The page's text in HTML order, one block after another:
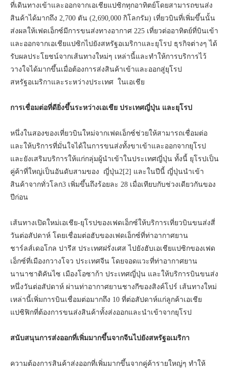
ที่เดินทางเข้าและออกจากเอเชียแปซิกทุกอาทิตย์โดยสามารถขนส่ง
สินค้าได้มากถึง 2,700 ตัน (2,690,000 กิโลกรัม) เที่ยวบินที่เพิ่มขึ้นนั้น
ส่งผลให้เฟดเอ็กซ์มีการขนส่งทางอากาศ 225 เที่ยวต่ออาทิตย์ที่บินเข้า
และออกจากเอเชียแปซิกไปยังสหรัฐอเมริกาและยุโรป ธุรกิจต่างๆ ได้
รับผลประโยชน์จากเส้นทางใหม่ๆ เหล่านี้และทำให้การบริการไว้
วางใจได้มากขึ้นเมื่อต้องการส่งสินค้าเข้าและออกสู่ยุโรป
สหรัฐอเมริกาและระหว่างประเทศ ในเอเชีย
การเชื่อมต่อที่ดียิ่งขึ้นระหว่างเอเชีย ประเทศญี่ปุ่น และยุโรป
หนึ่งในสองของเที่ยวบินใหม่จากเฟดเอ็กซ์ช่วยให้สามารถเชื่อมต่อ
และให้บริการที่มั่นใจได้ในการขนส่งทั้งขาเข้าและออกจากยุโรป
และยังเสริมบริการให้แก่กลุ่มผู้นำเข้าในประเทศญี่ปุ่น ทั้งนี้ ยุโรปเป็น
คู่ค้าที่ใหญ่เป็นอันดับสามของ ญี่ปุ่น2[2] และในปีนี้ ญี่ปุ่นนำเข้า
สินค้าจากทั่วโลก3 เพิ่มขึ้นถึงร้อยละ 28 เมื่อเทียบกับช่วงเดียวกันของ
ปีก่อน
เส้นทางเปิดใหม่เอเชีย-ยุโรปของเฟดเอ็กซ์ให้บริการเที่ยวบินขนส่งสี่
วันต่อสัปดาห์ โดยเชื่อมต่อฮับของเฟดเอ็กซ์ที่ท่าอากาศยาน
ชาร์ลส์เดอโกล ปารีส ประเทศฝรั่งเศส ไปยังฮับเอเชียแปซิกของเฟด
เอ็กซ์ที่เมืองกวางโจว ประเทศจีน โดยจอดแวะที่ท่าอากาศยาน
นานาชาติคันไซ เมืองโอซาก้า ประเทศญี่ปุ่น และให้บริการบินขนส่ง
หนึ่งวันต่อสัปดาห์ ผ่านท่าอากาศยานชางกีของสิงค์โปร์ เส้นทางใหม่
เหล่านี้เพิ่มการบินเชื่อมต่อมากถึง 10 ที่ต่อสัปดาห์แก่ลูกค้าเอเชีย
แปซิฟิกที่ต้องการขนส่งสินค้าทั้งส่งออกและนำเข้าจากยุโรป
สนับสนุนการส่งออกที่เพิ่มมากขึ้นจากจีนไปยังสหรัฐอเมริกา
ความต้องการสินค้าส่งออกที่เพิ่มมากขึ้นจากคู่ค้ารายใหญ่ๆ ทำให้